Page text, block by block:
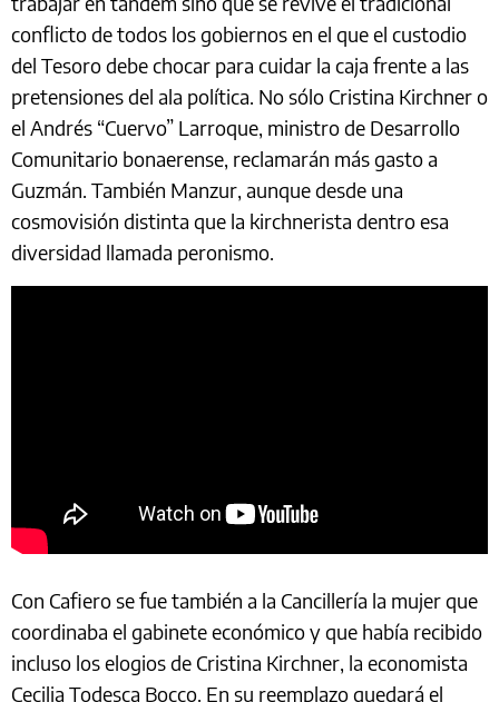
conflicto de todos los gobiernos en el que el custodio
del Tesoro debe chocar para cuidar la caja frente a las
pretensiones del ala política. No sólo Cristina Kirchner o
el Andrés “Cuervo” Larroque, ministro de Desarrollo
Comunitario bonaerense, reclamarán más gasto a
Guzmán. También Manzur, aunque desde una
cosmovisión distinta que la kirchnerista dentro esa
diversidad llamada peronismo.
Con Cafiero se fue también a la Cancillería la mujer que
coordinaba el gabinete económico y que había recibido
incluso los elogios de Cristina Kirchner, la economista
Cecilia Todesca Bocco. En su reemplazo quedará el